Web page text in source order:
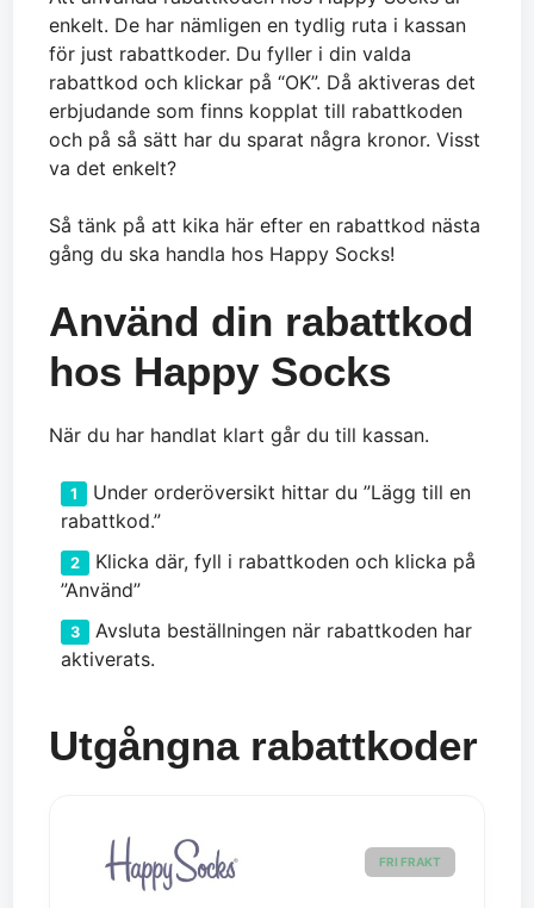
enkelt. De har nämligen en tydlig ruta i kassan
för just rabattkoder. Du fyller i din valda
rabattkod och klickar på “OK”. Då aktiveras det
erbjudande som finns kopplat till rabattkoden
och på så sätt har du sparat några kronor. Visst
va det enkelt?
Så tänk på att kika här efter en rabattkod nästa
gång du ska handla hos Happy Socks!
Använd din rabattkod
hos Happy Socks
När du har handlat klart går du till kassan.
Under orderöversikt hittar du ”Lägg till en
rabattkod.”
Klicka där, fyll i rabattkoden och klicka på
”Använd”
Avsluta beställningen när rabattkoden har
aktiverats.
Utgångna rabattkoder
FRI FRAKT